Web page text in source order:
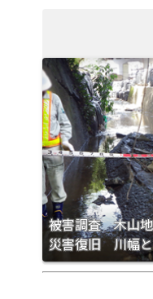
被害調査 木山
災害復旧 川幅